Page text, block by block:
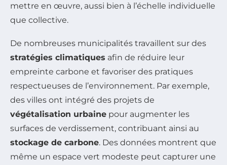
mettre en œuvre, aussi bien à l’échelle individuelle
que collective.
De nombreuses municipalités travaillent sur des
stratégies climatiques afin de réduire leur
empreinte carbone et favoriser des pratiques
respectueuses de l’environnement. Par exemple,
des villes ont intégré des projets de
végétalisation urbaine pour augmenter les
surfaces de verdissement, contribuant ainsi au
stockage de carbone. Des données montrent que
même un espace vert modeste peut capturer une